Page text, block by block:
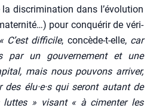
dis­cri­mi­na­tion dans l’évolution
pour conqué­rir de véri­
« C’est dif­fi­cile, concède-t-elle, car
par un gou­ver­ne­ment et une
mais nous pou­vons arri­ver,
élu·e·s qui seront autant de
luttes » visant « à cimen­ter les